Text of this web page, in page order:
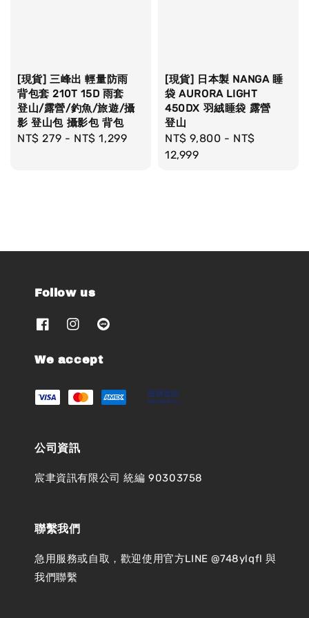
[現貨] 三峰出 輕量防雨
背包套 210T 15D 雨套
登山/露營/釣魚/旅遊/攝
影 登山包 攝影包 背包
Regular
NT$ 279 - NT$ 1,299
[現貨] 日本製 NANGA 睡
袋 AURORA LIGHT
450DX 羽絨睡袋 露營
登山
Regular
price
NT$ 9,800 - NT$
12,999
Follow us
We accept
公司資訊
宸聿資訊有限公司 統編 90303758
聯繫我們
急用服務或自取，歡迎使用官方LINE @748ylqfl 與
我們聯繫